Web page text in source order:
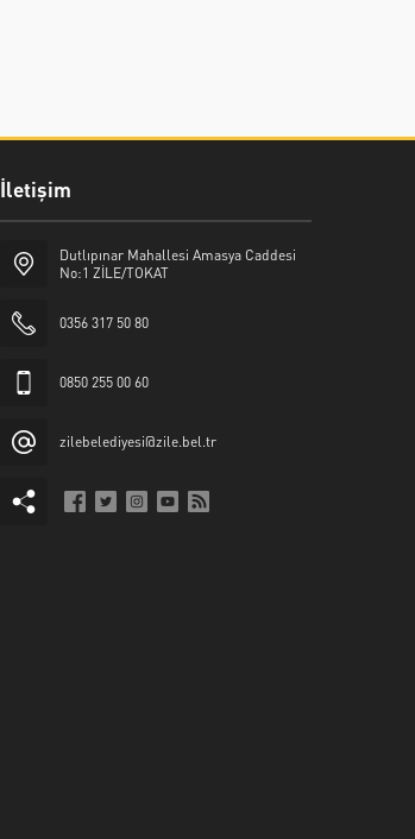
İletişim
Dutlıpınar Mahallesi Amasya Caddesi
No:1 ZİLE/TOKAT
0356 317 50 80
0850 255 00 60
zilebelediyesi@zile.bel.tr